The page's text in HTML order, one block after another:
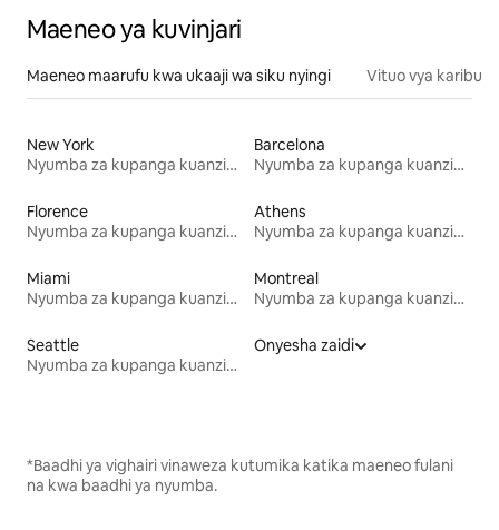
Maeneo ya kuvinjari
Maeneo maarufu kwa ukaaji wa siku nyingi Vituo vya karibu
New York
Nyumba za kupanga kuanzia mwezi mmoja
Barcelona
Nyumba za kupanga kuanzia mwezi mmoja
Florence
Nyumba za kupanga kuanzia mwezi mmoja
Athens
Nyumba za kupanga kuanzia mwezi mmoja
Miami
Nyumba za kupanga kuanzia mwezi mmoja
Montreal
Nyumba za kupanga kuanzia mwezi mmoja
Seattle
Nyumba za kupanga kuanzia mwezi mmoja
Onyesha zaidi
*Baadhi ya vighairi vinaweza kutumika katika maeneo fulani
na kwa baadhi ya nyumba.